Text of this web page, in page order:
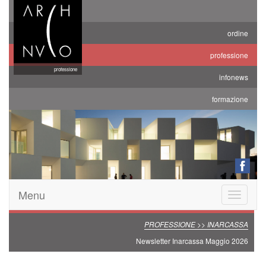
ordine
professione
infonews
formazione
professione
Toggle
Menu
PROFESSIONE >> INARCASSA
Newsletter Inarcassa Maggio 2026